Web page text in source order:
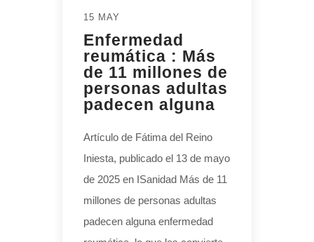
15 MAY
Enfermedad
reumática : Más
de 11 millones de
personas adultas
padecen alguna
Artículo de Fátima del Reino
Iniesta, publicado el 13 de mayo
de 2025 en ISanidad Más de 11
millones de personas adultas
padecen alguna enfermedad